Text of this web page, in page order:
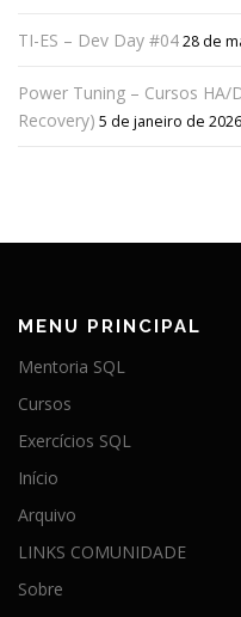
TI-ES – Dev Day #0428 de
Power Tuning – Cursos HA/
Recovery) 5 de janeiro de 2026
MENU PRINCIPAL
Mentoria SQL
Cursos
Exercícios SQL
Início
Arquivo
LINKS COMUNIDADE
Sobre